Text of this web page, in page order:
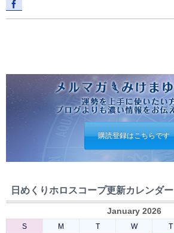
購読登録はこちらです
日めくりホロスコープ更新カレンダー
January 2026
S M T W T